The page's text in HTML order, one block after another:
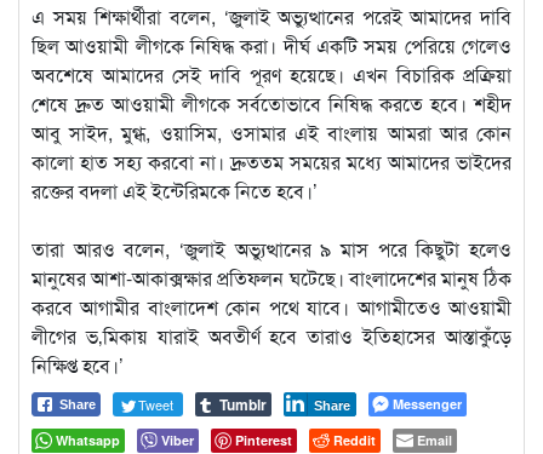
এ সময় শিক্ষার্থীরা বলেন, ‘জুলাই অভ্যুত্থানের পরেই আমাদের দাবি
ছিল আওয়ামী লীগকে নিষিদ্ধ করা। দীর্ঘ একটি সময় পেরিয়ে গেলেও
অবশেষে আমাদের সেই দাবি পূরণ হয়েছে। এখন বিচারিক প্রক্রিয়া
শেষে দ্রুত আওয়ামী লীগকে সর্বতোভাবে নিষিদ্ধ করতে হবে। শহীদ
আবু সাইদ, মুগ্ধ, ওয়াসিম, ওসামার এই বাংলায় আমরা আর কোন
কালো হাত সহ্য করবো না। দ্রুততম সময়ের মধ্যে আমাদের ভাইদের
রক্তের বদলা এই ইন্টেরিমকে নিতে হবে।’
তারা আরও বলেন, ‘জুলাই অভ্যুত্থানের ৯ মাস পরে কিছুটা হলেও
মানুষের আশা-আকাক্সক্ষার প্রতিফলন ঘটেছে। বাংলাদেশের মানুষ ঠিক
করবে আগামীর বাংলাদেশ কোন পথে যাবে। আগামীতেও আওয়ামী
লীগের ভ‚মিকায় যারাই অবতীর্ণ হবে তারাও ইতিহাসের আস্তাকুঁড়ে
নিক্ষিপ্ত হবে।’
Share Tweet Tumblr Share
Messenger
Whatsapp
Viber Pinterest Reddit
Email